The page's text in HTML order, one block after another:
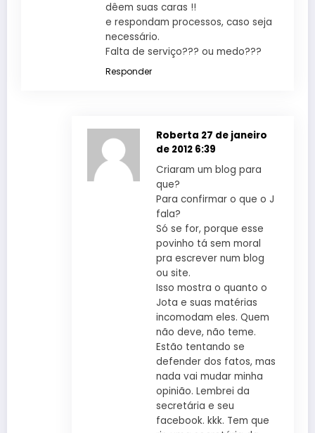
dêem suas caras !!
e respondam processos, caso seja
necessário.
Falta de serviço??? ou medo???
Responder
Roberta 27 de janeiro
de 2012 6:39
Criaram um blog para
que?
Para confirmar o que o J
fala?
Só se for, porque esse
povinho tá sem moral
pra escrever num blog
ou site.
Isso mostra o quanto o
Jota e suas matérias
incomodam eles. Quem
não deve, não teme.
Estão tentando se
defender dos fatos, mas
nada vai mudar minha
opinião. Lembrei da
secretária e seu
facebook. kkk. Tem que